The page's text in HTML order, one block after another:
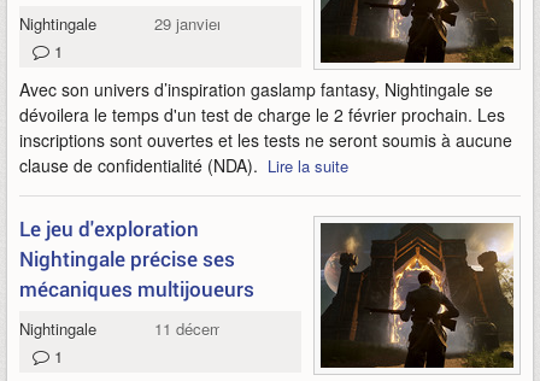
Nightingale
29 janvier 2024
1
Avec son univers d’inspiration gaslamp fantasy, Nightingale se
dévoilera le temps d'un test de charge le 2 février prochain. Les
inscriptions sont ouvertes et les tests ne seront soumis à aucune
clause de confidentialité (NDA). Lire la suite
Le jeu d'exploration
Nightingale précise ses
mécaniques multijoueurs
Nightingale
11 décembre 2023
1